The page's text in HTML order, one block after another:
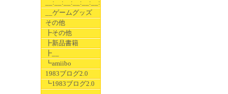
__:__:__:__:__:__:__
__ゲームグッズ
その他
┣その他
┣新品書籍
┣__
┗amiibo
1983ブログ2.0
┗1983ブログ2.0